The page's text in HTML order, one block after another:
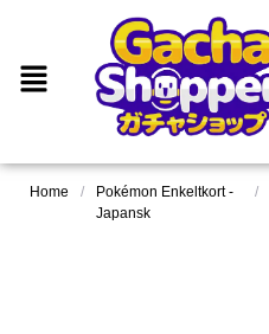
Home /
Pokémon Enkeltkort -
Japansk
/